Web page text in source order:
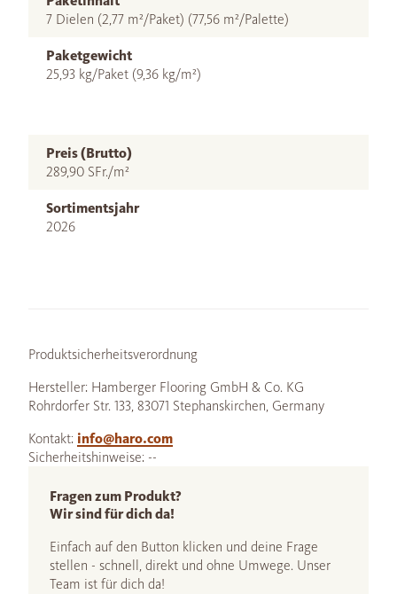
7 Dielen (2,77 m²/Paket) (77,56 m²/Palette)
Paketgewicht
25,93 kg/Paket (9,36 kg/m²)
Preis (Brutto)
289,90 SFr./m²
Sortimentsjahr
2026
Produktsicherheitsverordnung
Hersteller: Hamberger Flooring GmbH & Co. KG
Rohrdorfer Str. 133, 83071 Stephanskirchen, Germany
Kontakt: info@haro.com
Sicherheitshinweise: --
Fragen zum Produkt?
Wir sind für dich da!
Einfach auf den Button klicken und deine Frage
stellen - schnell, direkt und ohne Umwege. Unser
Team ist für dich da!